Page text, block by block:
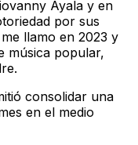
Ayala y en
por sus
llamo en 2023 y
música popular,
consolidar una
en el medio